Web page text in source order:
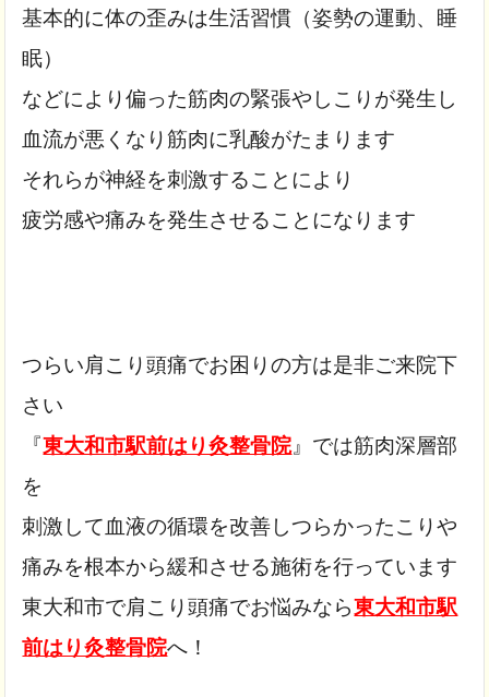
基本的に体の歪みは生活習慣（姿勢の運動、睡
眠）
などにより偏った筋肉の緊張やしこりが発生し
血流が悪くなり筋肉に乳酸がたまります
それらが神経を刺激することにより
疲労感や痛みを発生させることになります
つらい肩こり頭痛でお困りの方は是非ご来院下
さい
『東大和市駅前はり灸整骨院』では筋肉深層部
を
刺激して血液の循環を改善しつらかったこりや
痛みを根本から緩和させる施術を行っています
東大和市で肩こり頭痛でお悩みなら東大和市駅
前はり灸整骨院へ！